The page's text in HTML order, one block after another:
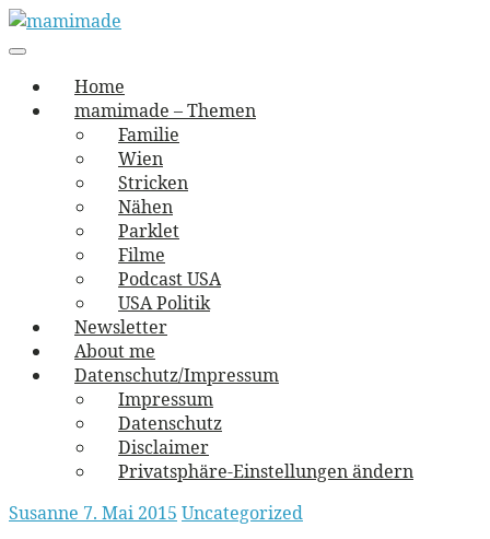
Skip
to
mamimade
vernäht und zugetextet
navigation
Menu
Home
mamimade – Themen
Familie
Wien
Stricken
Nähen
Parklet
Filme
Podcast USA
USA Politik
Newsletter
About me
Datenschutz/Impressum
Impressum
Datenschutz
Disclaimer
Privatsphäre-Einstellungen ändern
Susanne 7. Mai 2015 Uncategorized